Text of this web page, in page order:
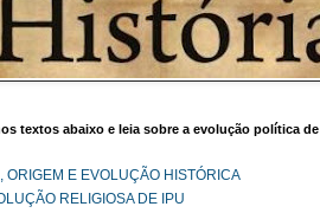
textos abaixo e leia sobre a evolução política de
ORIGEM E EVOLUÇÃO HISTÓRICA
RELIGIOSA DE IPU